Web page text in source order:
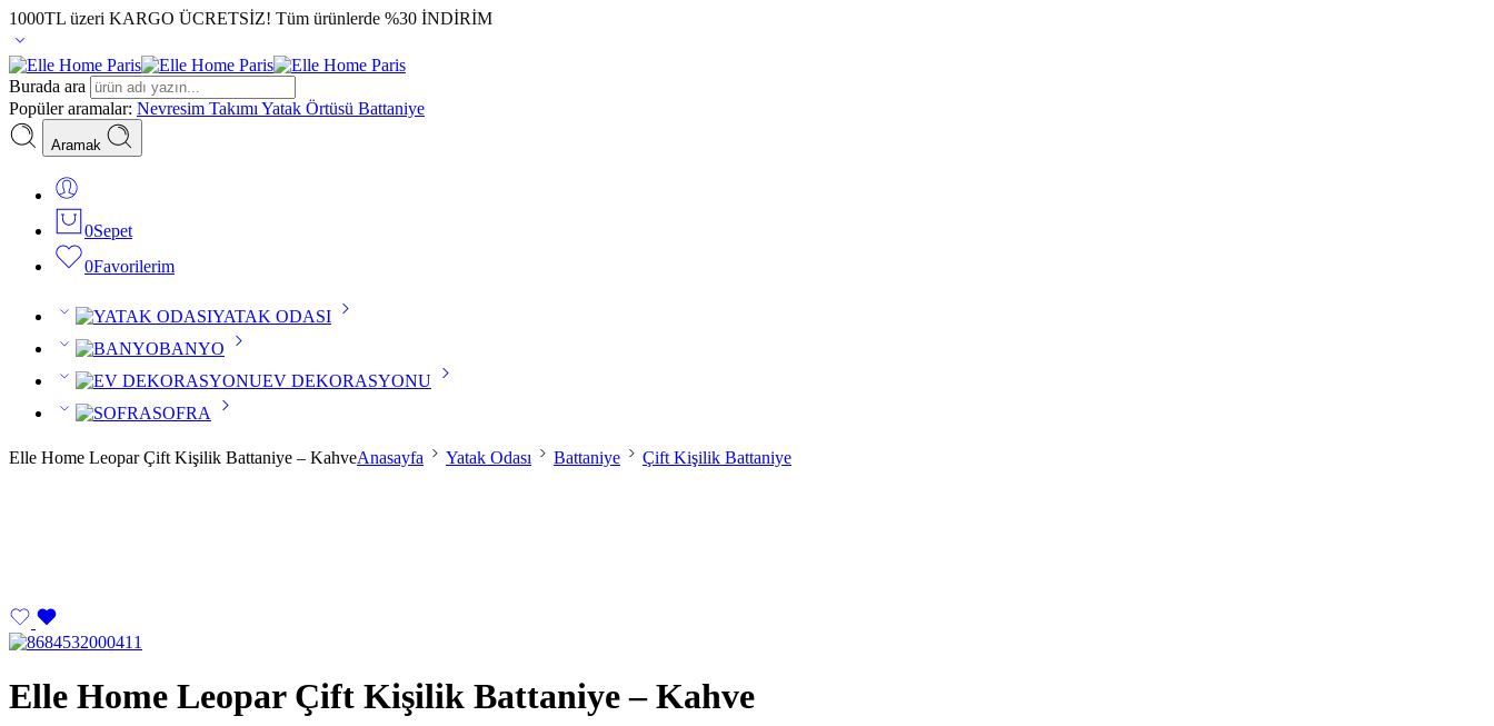
1000TL üzeri KARGO ÜCRETSİZ! Tüm ürünlerde %30 İNDİRİM
Burada ara
Popüler aramalar: Nevresim Takımı Yatak Örtüsü Battaniye
Aramak
0Sepet
0Favorilerim
YATAK ODASI
BANYO
EV DEKORASYONU
SOFRA
Elle Home Leopar Çift Kişilik Battaniye – KahveAnasayfa Yatak Odası Battaniye Çift Kişilik Battaniye
Elle Home Leopar Çift Kişilik Battaniye – Kahve